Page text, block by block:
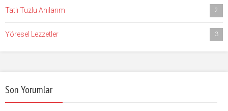
Tatlı Tuzlu Anılarım 2
Yöresel Lezzetler 3
Son Yorumlar